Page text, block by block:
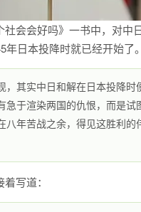
会会好吗》一书中，对中
日本投降时就已经开始了
，其实中日和解在日本投降
急于渲染两国的仇恨，而是
八年苦战之余，得见这胜利
写道：